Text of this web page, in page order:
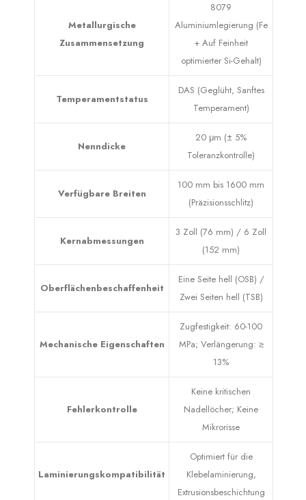
Metallurgische
Zusammensetzung
8079
Aluminiumlegierung (Fe
+ Auf Feinheit
optimierter Si-Gehalt)
Temperamentstatus
DAS (Geglüht, Sanftes
Temperament)
Nenndicke
20 μm (± 5%
Toleranzkontrolle)
Verfügbare Breiten
100 mm bis 1600 mm
(Präzisionsschlitz)
Kernabmessungen
3 Zoll (76 mm) / 6 Zoll
(152 mm)
Oberflächenbeschaffenheit
Eine Seite hell (OSB) /
Zwei Seiten hell (TSB)
Mechanische Eigenschaften
Zugfestigkeit: 60-100
MPa; Verlängerung: ≥
13%
Fehlerkontrolle
Keine kritischen
Nadellöcher; Keine
Mikrorisse
Laminierungskompatibilität
Optimiert für die
Klebelaminierung,
Extrusionsbeschichtung